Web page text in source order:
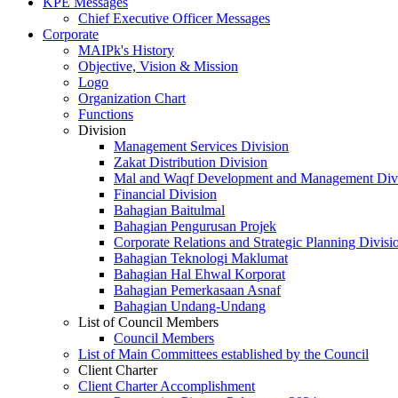
Chief Executive Officer Messages
Corporate
MAIPk's History
Objective, Vision & Mission
Logo
Organization Chart
Functions
Division
Management Services Division
Zakat Distribution Division
Mal and Waqf Development and Management
Financial Division
Bahagian Baitulmal
Bahagian Pengurusan Projek
Corporate Relations and Strategic Planning
Bahagian Teknologi Maklumat
Bahagian Hal Ehwal Korporat
Bahagian Pemerkasaan Asnaf
Bahagian Undang-Undang
List of Council Members
Council Members
List of Main Committees established by the Council
Client Charter
Client Charter Accomplishment